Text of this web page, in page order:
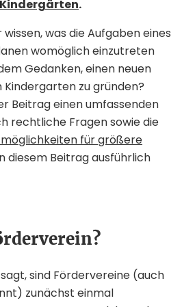
.
was die Aufgaben eines
womöglich einzutreten
Gedanken, einen neuen
zu gründen?
Beitrag einen umfassenden
rechtliche Fragen sowie die
für größere
diesem Beitrag ausführlich
sind Fördervereine (auch
zunächst einmal